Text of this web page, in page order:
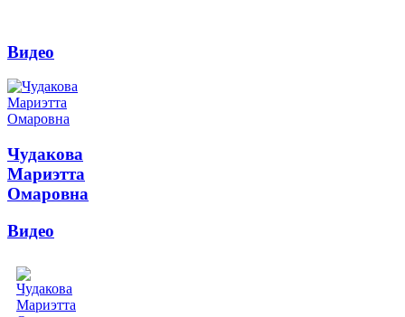
Видео
Чудакова
Мариэтта
Омаровна
Видео